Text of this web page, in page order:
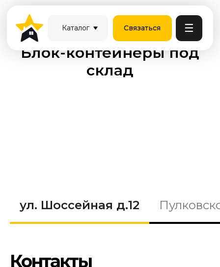
Связаться
Блок-контейнеры под
склад
ул. Шоссейная д.12
Контакты